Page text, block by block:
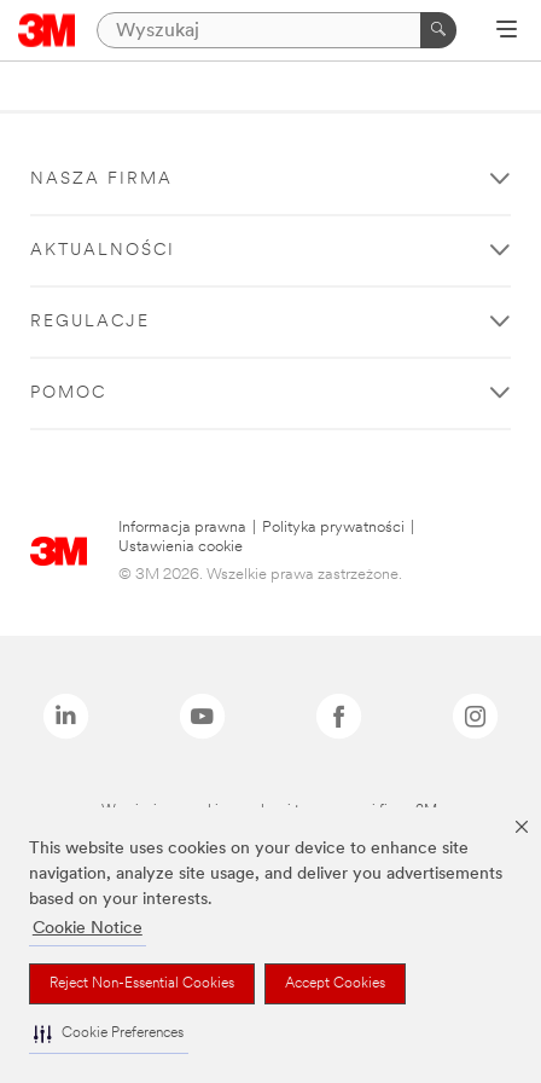
This website uses cookies on your device to enhance site
navigation, analyze site usage, and deliver you advertisements
based on your interests.
Cookie Notice
Reject Non-Essential Cookies Accept Cookies
Cookie Preferences
NASZA FIRMA
AKTUALNOŚCI
REGULACJE
POMOC
Informacja prawna Polityka prywatności
Ustawienia cookie
© 3M 2026. Wszelkie prawa zastrzeżone.
Wymienione marki są znakami towarowymi firmy 3M.